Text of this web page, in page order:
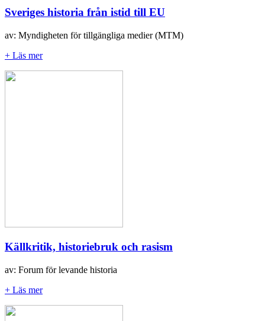
Sveriges historia från istid till EU
av: Myndigheten för tillgängliga medier (MTM)
+ Läs mer
Källkritik, historiebruk och rasism
av: Forum för levande historia
+ Läs mer